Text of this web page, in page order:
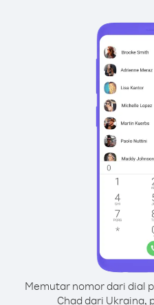
Memutar nomor dari dial
Chad dari Ukraina,